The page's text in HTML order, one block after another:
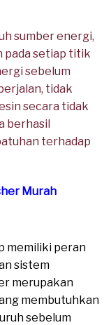
sumber energi,
pada setiap titik
sebelum
tidak
secara tidak
berhasil
terhadap
Murah
memiliki peran
sistem
merupakan
membutuhkan
sebelum